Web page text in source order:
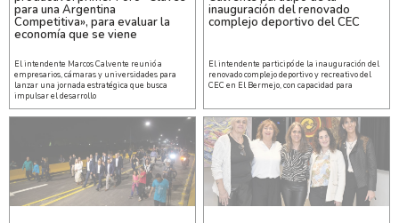
para una Argentina
Competitiva», para evaluar la
economía que se viene
El intendente Marcos Calvente reunió a
empresarios, cámaras y universidades para
lanzar una jornada estratégica que busca
impulsar el desarrollo
inauguración del renovado
complejo deportivo del CEC
El intendente participó de la inauguración del
renovado complejo deportivo y recreativo del
CEC en El Bermejo, con capacidad para